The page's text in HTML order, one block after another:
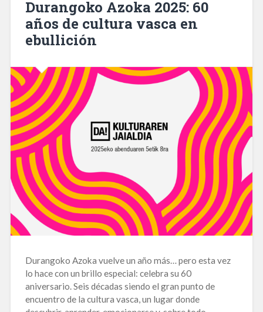
Durangoko Azoka 2025: 60
años de cultura vasca en
ebullición
Durangoko Azoka vuelve un año más… pero esta vez
lo hace con un brillo especial: celebra su 60
aniversario. Seis décadas siendo el gran punto de
encuentro de la cultura vasca, un lugar donde